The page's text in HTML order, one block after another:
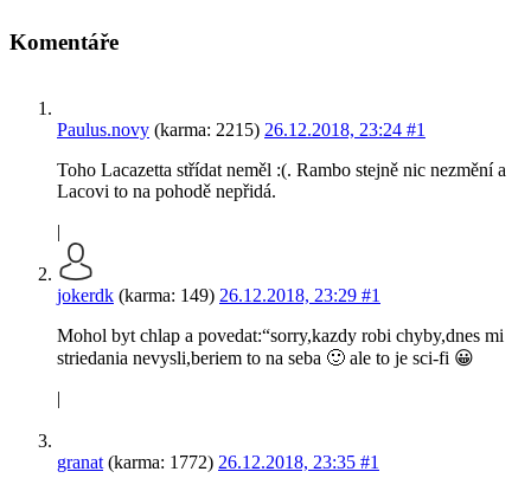
Komentáře
Paulus.novy (karma: 2215) 26.12.2018, 23:24 #1
Toho Lacazetta střídat neměl :(. Rambo stejně nic nezmění a
Lacovi to na pohodě nepřidá.
|
jokerdk (karma: 149) 26.12.2018, 23:29 #1
Mohol byt chlap a povedat:“sorry,kazdy robi chyby,dnes mi
striedania nevysli,beriem to na seba 🙂 ale to je sci-fi 😀
|
granat (karma: 1772) 26.12.2018, 23:35 #1